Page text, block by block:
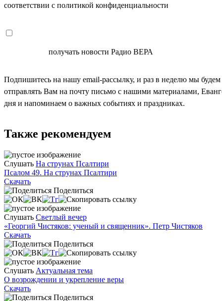
соответствии с политикой конфиденциальности
получать новости Радио ВЕРА
Подпишитесь на нашу email-рассылку, и раз в неделю мы будем
отправлять Вам на почту письмо с нашими материалами,
дня и напоминаем о важных событиях и праздниках.
Также рекомендуем
Слушать На струнах Псалтири
Псалом 49. На струнах Псалтири
Скачать
Поделиться
Слушать Светлый вечер
«Георгий Чистяков: ученый и священник». Петр Чистяков
Скачать
Поделиться
Слушать Актуальная тема
О возрождении и укрепление веры
Скачать
Поделиться